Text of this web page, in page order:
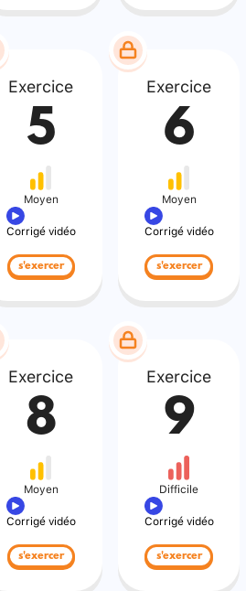
Exercice
5
Moyen
Corrigé vidéo
s'exercer
Exercice
6
Moyen
Corrigé vidéo
s'exercer
Exercice
8
Moyen
Corrigé vidéo
s'exercer
Exercice
9
Difficile
Corrigé vidéo
s'exercer